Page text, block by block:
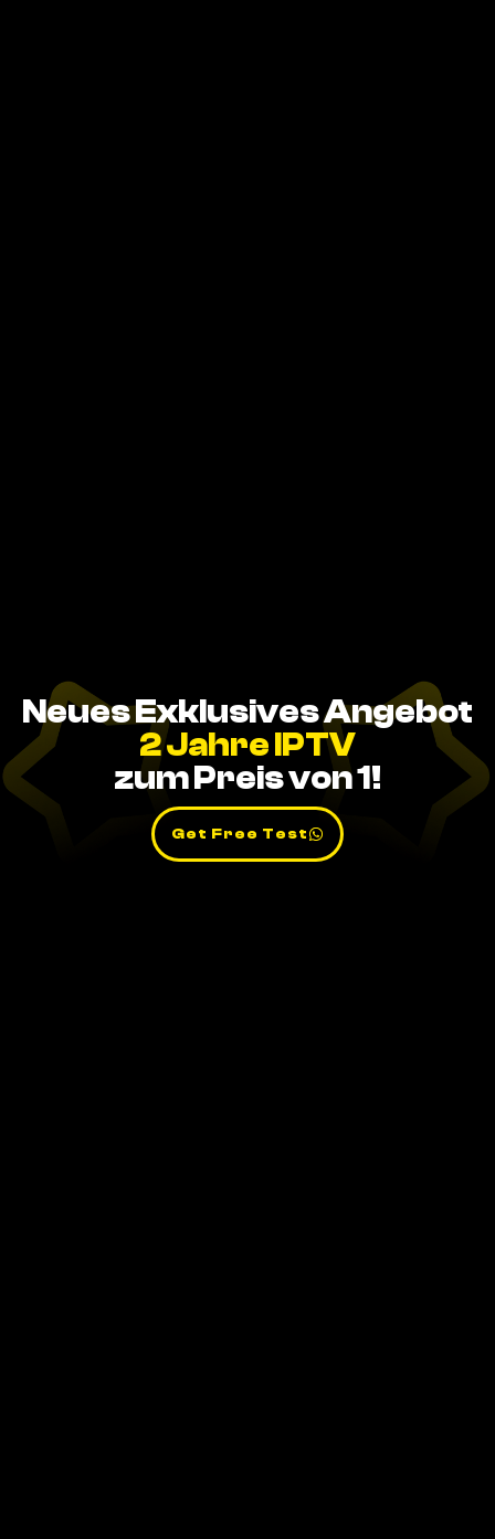
Neues Exklusives Angebot
2 Jahre IPTV
zum Preis von 1!
Get Free Test